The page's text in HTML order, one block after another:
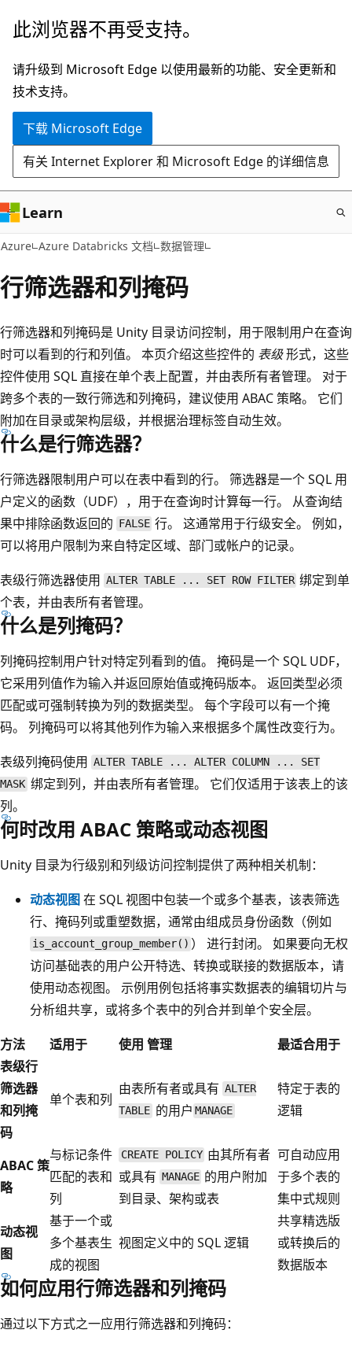
跳
主
要
内
此浏览器不再受支持。
请升级到 Microsoft Edge 以使用最新的功能、安全更新和
技术支持。
下载 Microsoft Edge
有关 Internet Explorer 和 Microsoft Edge 的详细信息
Learn
Azure Azure Databricks 文档 数据管理
行筛选器和列掩码
行筛选器和列掩码是 Unity 目录访问控制，用于限制用户在查询
时可以看到的行和列值。 本页介绍这些控件的 表级形式，这些
控件使用 SQL 直接在单个表上配置，并由表所有者管理。 对于
跨多个表的一致行筛选和列掩码，建议使用 ABAC 策略。 它们
附加在目录或架构层级，并根据治理标签自动生效。
什么是行筛选器？
行筛选器限制用户可以在表中看到的行。 筛选器是一个 SQL 用
户定义的函数（UDF），用于在查询时计算每一行。 从查询结
果中排除函数返回的 FALSE 行。 这通常用于行级安全。 例如，
可以将用户限制为来自特定区域、部门或帐户的记录。
表级行筛选器使用 ALTER TABLE ... SET ROW FILTER 绑定到单
个表，并由表所有者管理。
什么是列掩码？
列掩码控制用户针对特定列看到的值。 掩码是一个 SQL UDF，
它采用列值作为输入并返回原始值或掩码版本。 返回类型必须
匹配或可强制转换为列的数据类型。 每个字段可以有一个掩
码。 列掩码可以将其他列作为输入来根据多个属性改变行为。
表级列掩码使用 ALTER TABLE ... ALTER COLUMN ... SET
MASK 绑定到列，并由表所有者管理。 它们仅适用于该表上的该
列。
何时改用 ABAC 策略或动态视图
Unity 目录为行级别和列级访问控制提供了两种相关机制：
动态视图在 SQL 视图中包装一个或多个基表，该表筛选
行、掩码列或重塑数据，通常由组成员身份函数（例如
is_account_group_member() ） 进行封闭。 如果要向无权
访问基础表的用户公开特选、转换或联接的数据版本，请
使用动态视图。 示例用例包括将事实数据表的编辑切片与
分析组共享，或将多个表中的列合并到单个安全层。
方法
适用于 使用 管理
最适合用于
表级行
筛选器
和列掩
码
单个表和列
由表所有者或具有 ALTER
TABLE 的用户 MANAGE
特定于表的
逻辑
ABAC 策
略
与标记条件
匹配的表和
列
CREATE POLICY 由其所有者
或具有 MANAGE 的用户附加
到目录、架构或表
可自动应用
于多个表的
集中式规则
动态视
图
基于一个或
多个基表生
成的视图
视图定义中的 SQL 逻辑
共享精选版
或转换后的
数据版本
如何应用行筛选器和列掩码
通过以下方式之一应用行筛选器和列掩码：